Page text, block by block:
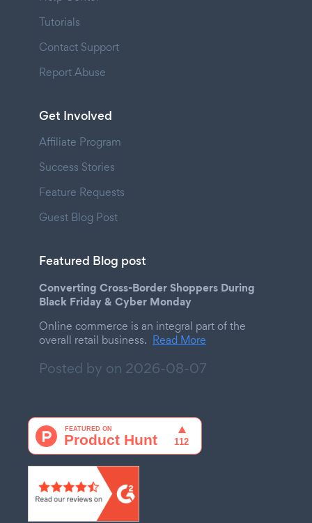
Tutorials
Contact Support
Report Abuse
Get Involved
Affiliate Program
Success Stories
Feature Requests
Guest Blog Post
Featured Blog post
Converting Cross-Border Shoppers During
Black Friday & Cyber Monday
Online commerce is an integral part of the
overall retail business. Read More
Posted by on 2026-08-07